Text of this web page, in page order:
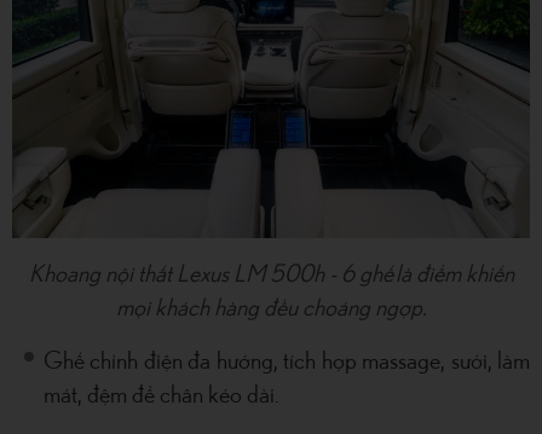
Khoang nội thất Lexus LM 500h - 6 ghế là điểm khiến
mọi khách hàng đều choáng ngợp.
Ghế chỉnh điện đa hướng, tích hợp massage, sưởi, làm
mát, đệm để chân kéo dài.